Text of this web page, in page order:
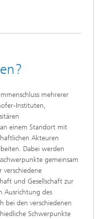
mehrerer
Instituten,
einem Standort mit
Akteuren
Dabei werden
gemeinsam
und Gesellschaft zur
Ausrichtung des
bei den verschiedenen
Schwerpunkte